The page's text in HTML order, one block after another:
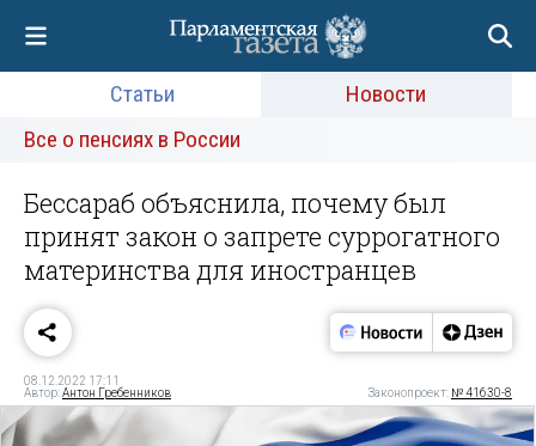
Статьи
Новости
Все о пенсиях в России
Бессараб объяснила, почему был
принят закон о запрете суррогатного
материнства для иностранцев
08.12.2022 17:11
Автор:Антон Гребенников Законопроект: № 41630-8